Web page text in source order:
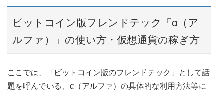
ビットコイン版フレンドテック「α（ア
ルファ）」の使い方・仮想通貨の稼ぎ方
ここでは、「ビットコイン版のフレンドテック」として話
題を呼んでいる、α（アルファ）の具体的な利用方法等に